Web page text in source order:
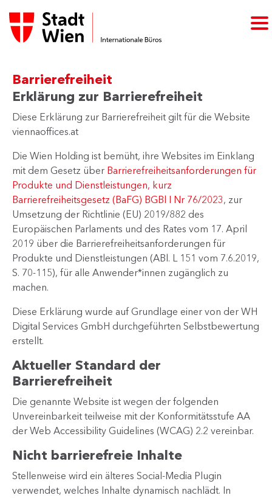
Barrierefreiheit
Erklärung zur Barrierefreiheit
Diese Erklärung zur Barrierefreiheit gilt für die Website
viennaoffices.at
Die Wien Holding ist bemüht, ihre Websites im Einklang
mit dem Gesetz über Barrierefreiheitsanforderungen für
Produkte und Dienstleistungen, kurz
Barrierefreiheitsgesetz (BaFG) BGBl I Nr 76/2023, zur
Umsetzung der Richtlinie (EU) 2019/882 des
Europäischen Parlaments und des Rates vom 17. April
2019 über die Barrierefreiheitsanforderungen für
Produkte und Dienstleistungen (ABl. L 151 vom 7.6.2019,
S. 70-115), für alle Anwender*innen zugänglich zu
machen.
Diese Erklärung wurde auf Grundlage einer von der WH
Digital Services GmbH durchgeführten Selbstbewertung
erstellt.
Aktueller Standard der
Barrierefreiheit
Die genannte Website ist wegen der folgenden
Unvereinbarkeit teilweise mit der Konformitätsstufe AA
der Web Accessibility Guidelines (WCAG) 2.2 vereinbar.
Nicht barrierefreie Inhalte
Stellenweise wird ein älteres Social-Media Plugin
verwendet, welches Inhalte dynamisch nachlädt. In